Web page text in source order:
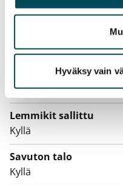
palvelujaan.
Hyväksy vain
Vuokralainen solmii
Vuokraan sisältyy 50 M
lisänopeutta
operaattoriin Telia.
Lemmikit sallittu
Kyllä
Savuton talo
Kyllä